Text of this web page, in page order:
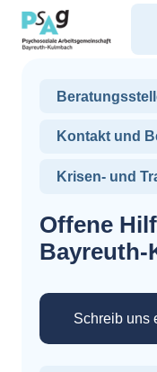
Kontakt und
Krisen- und
Offene
Bayreuth-
Schreib uns